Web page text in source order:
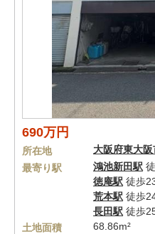
690万円
所在地 大阪府東大阪
最寄り駅
鴻池新田駅
徳庵駅 徒歩
荒本駅 徒歩
長田駅 徒歩
土地面積
68.86m²